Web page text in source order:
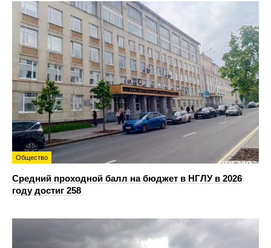
Общество
Средний проходной балл на бюджет в НГЛУ в 2026
году достиг 258